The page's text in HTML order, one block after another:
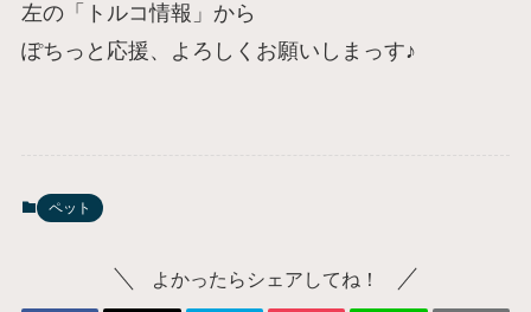
左の「トルコ情報」から
ぽちっと応援、よろしくお願いしまっす♪
ペット
よかったらシェアしてね！